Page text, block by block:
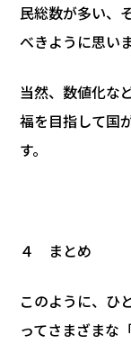
民総数が多い、
べきように思いま
当然、数値化な
福を目指して国
す。
４ まとめ
このように、ひ
ってさまざまな